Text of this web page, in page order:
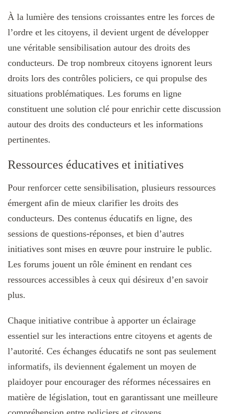
À la lumière des tensions croissantes entre les forces de
l’ordre et les citoyens, il devient urgent de développer
une véritable sensibilisation autour des droits des
conducteurs. De trop nombreux citoyens ignorent leurs
droits lors des contrôles policiers, ce qui propulse des
situations problématiques. Les forums en ligne
constituent une solution clé pour enrichir cette discussion
autour des droits des conducteurs et les informations
pertinentes.
Ressources éducatives et initiatives
Pour renforcer cette sensibilisation, plusieurs ressources
émergent afin de mieux clarifier les droits des
conducteurs. Des contenus éducatifs en ligne, des
sessions de questions-réponses, et bien d’autres
initiatives sont mises en œuvre pour instruire le public.
Les forums jouent un rôle éminent en rendant ces
ressources accessibles à ceux qui désireux d’en savoir
plus.
Chaque initiative contribue à apporter un éclairage
essentiel sur les interactions entre citoyens et agents de
l’autorité. Ces échanges éducatifs ne sont pas seulement
informatifs, ils deviennent également un moyen de
plaidoyer pour encourager des réformes nécessaires en
matière de législation, tout en garantissant une meilleure